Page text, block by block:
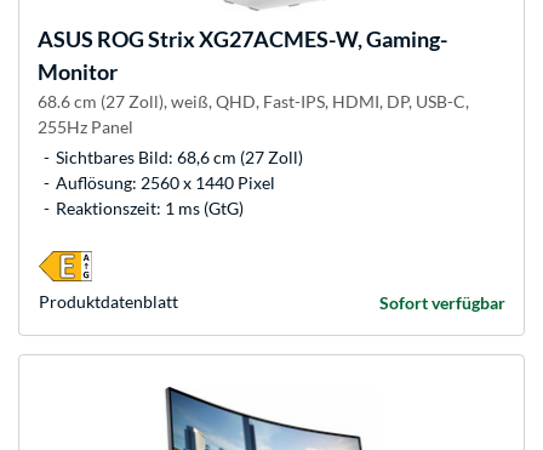
ASUS ROG Strix XG27ACMES-W, Gaming-
Monitor
68.6 cm (27 Zoll), weiß, QHD, Fast-IPS, HDMI, DP, USB-C,
255Hz Panel
Sichtbares Bild: 68,6 cm (27 Zoll)
Auflösung: 2560 x 1440 Pixel
Reaktionszeit: 1 ms (GtG)
Sofort verfügbar
Produkt­datenblatt